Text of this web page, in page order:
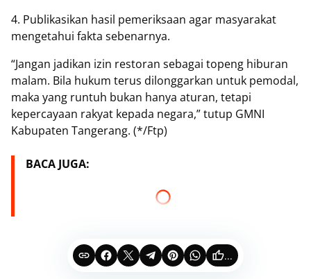
4. Publikasikan hasil pemeriksaan agar masyarakat
mengetahui fakta sebenarnya.
“Jangan jadikan izin restoran sebagai topeng hiburan
malam. Bila hukum terus dilonggarkan untuk pemodal,
maka yang runtuh bukan hanya aturan, tetapi
kepercayaan rakyat kepada negara,” tutup GMNI
Kabupaten Tangerang. (*/Ftp)
BACA JUGA:
...